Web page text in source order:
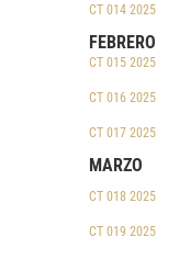
CT 014 2025
FEBRERO
CT 015 2025
CT 016 2025
CT 017 2025
MARZO
CT 018 2025
CT 019 2025